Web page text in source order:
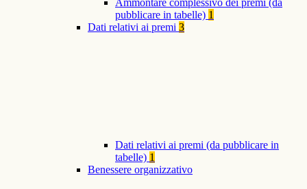
Ammontare complessivo dei premi (da
pubblicare in tabelle) 1
Dati relativi ai premi 3
Dati relativi ai premi (da pubblicare in
tabelle) 1
Benessere organizzativo